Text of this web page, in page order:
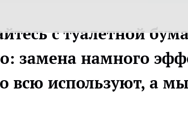
с туалетной
замена намного
всю используют, а